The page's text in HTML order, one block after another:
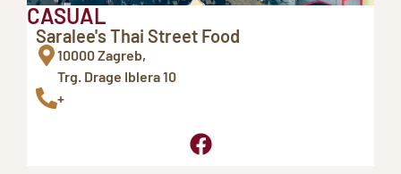
CASUAL
Saralee's Thai Street Food
10000 Zagreb,
Trg. Drage Iblera 10
+